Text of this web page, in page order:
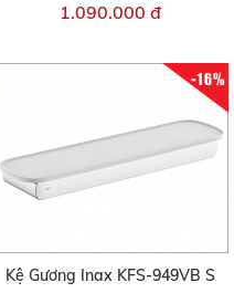
1.090.000 đ
-16%
Kệ Gương Inax KFS-949VB S